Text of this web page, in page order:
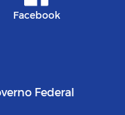
Facebook
Federal